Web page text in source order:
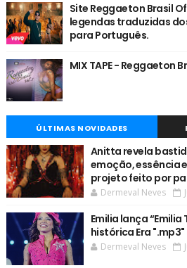
Site Reggaeton Brasil
legendas traduzidas
para Português.
MIX TAPE - Reggaeton
ÚLTIMAS NOVIDADES
Anitta revela
emoção, essência
projeto feito por
Dermeval Neves
Emilia lança “Emilia
histórica Era
Dermeval Neves